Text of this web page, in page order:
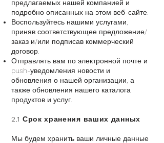
предлагаемых нашей компанией и
подробно описанных на этом веб-сайте.
Воспользуйтесь нашими услугами,
приняв соответствующее предложение/
заказ и/или подписав коммерческий
договор.
Отправлять вам по электронной почте и
push-уведомления новости и
обновления о нашей организации, а
также обновления нашего каталога
продуктов и услуг.
2.1 Срок хранения ваших данных
Мы будем хранить ваши личные данные